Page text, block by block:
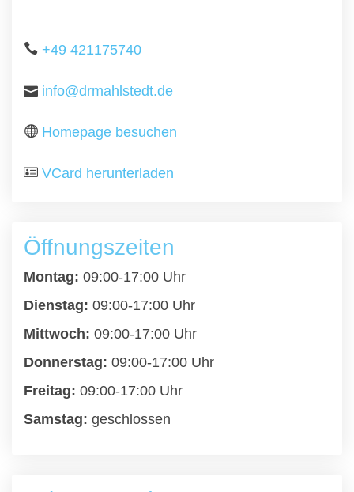
+49 421175740
info@drmahlstedt.de
Homepage besuchen
VCard herunterladen
Öffnungszeiten
Montag: 09:00-17:00 Uhr
Dienstag: 09:00-17:00 Uhr
Mittwoch: 09:00-17:00 Uhr
Donnerstag: 09:00-17:00 Uhr
Freitag: 09:00-17:00 Uhr
Samstag: geschlossen